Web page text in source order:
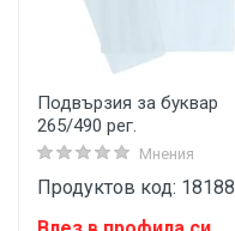
Подвързия за буквар
265/490 рег.
Мнения
Продуктов код: 18188